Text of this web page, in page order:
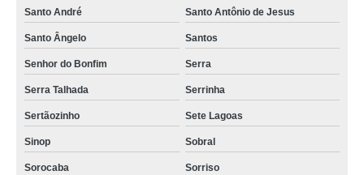
Santo André Santo Antônio de Jesus
Santo Ângelo Santos
Senhor do Bonfim Serra
Serra Talhada Serrinha
Sertãozinho Sete Lagoas
Sinop Sobral
Sorocaba Sorriso